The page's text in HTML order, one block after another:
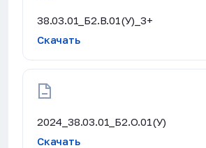
38.03.01_Б2.В.01(У)_3+
Скачать
2024_38.03.01_Б2.О.01(У)
Скачать